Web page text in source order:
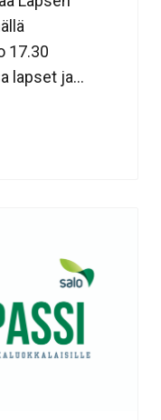
17.30
lapset ja...